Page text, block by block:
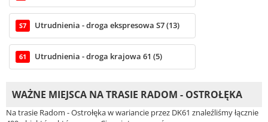
S7 Utrudnienia - droga ekspresowa S7 (13)
61 Utrudnienia - droga krajowa 61 (5)
WAŻNE MIEJSCA NA TRASIE RADOM - OSTROŁĘKA
Na trasie Radom - Ostrołęka w wariancie przez DK61 znaleźliśmy łącznie